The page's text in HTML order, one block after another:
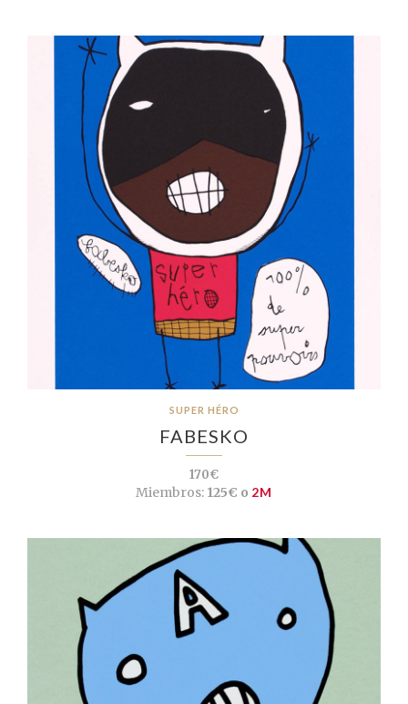
SUPER HÉRO
FABESKO
170€
Miembros: 125€ o 2M